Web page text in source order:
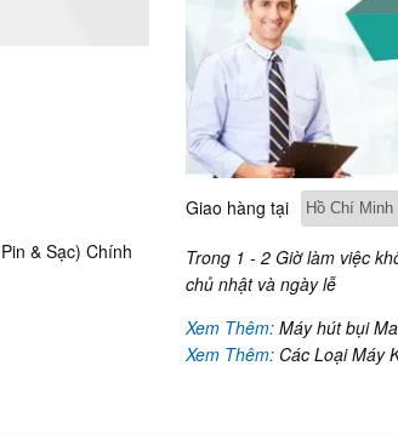
& Sạc) Chính
Giao hàng tại
Trong 1 - 2 Giờ làm việc
chủ nhật và ngày lễ
Xem Thêm: Máy hút bụi
Xem Thêm: Các Loại Máy